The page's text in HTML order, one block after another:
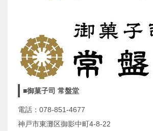
■御菓子司 常盤堂
電話：078-851-4677
神戸市東灘区御影中町4-8-22